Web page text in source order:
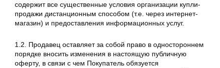
содержит все существенные условия организации купли-
продажи дистанционным способом (т.е. через интернет-
магазин) и предоставления информационных услуг.
1.2. Продавец оставляет за собой право в одностороннем
порядке вносить изменения в настоящую публичную
оферту, в связи с чем Покупатель обязуется